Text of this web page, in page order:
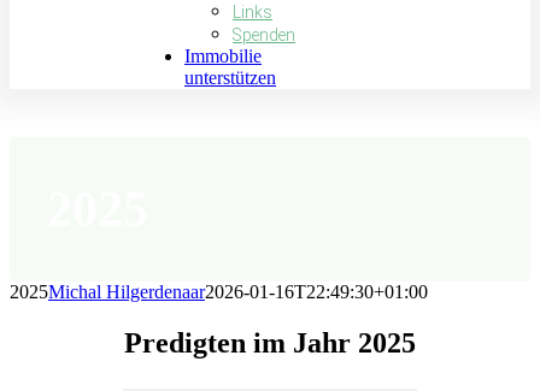
Links
Spenden
Immobilie
unterstützen
2025Michal Hilgerdenaar2026-01-16T22:49:30+01:00
Predigten im Jahr 2025